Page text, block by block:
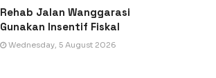
Rehab Jalan Wanggarasi
Gunakan Insentif Fiskal
Wednesday, 5 August 2026